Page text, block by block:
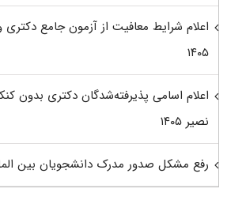
اعلام شرایط معافیت از آزمون جامع
۱۴۰۵
اعلام اسامی پذیرفته‌شدگان دکتری بدون
نصیر ۱۴۰۵
رفع مشکل صدور مدرک دانشجویان بین